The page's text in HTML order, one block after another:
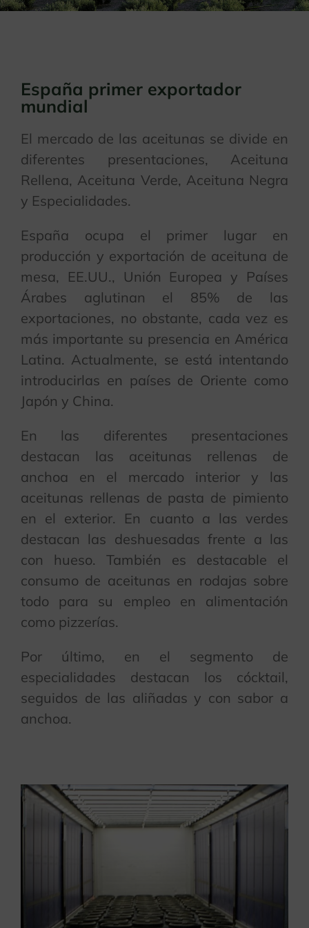
España primer exportador
mundial
El mercado de las aceitunas se divide en
diferentes presentaciones, Aceituna
Rellena, Aceituna Verde, Aceituna Negra
y Especialidades.
España ocupa el primer lugar en
producción y exportación de aceituna de
mesa, EE.UU., Unión Europea y Países
Árabes aglutinan el 85% de las
exportaciones, no obstante, cada vez es
más importante su presencia en América
Latina. Actualmente, se está intentando
introducirlas en países de Oriente como
Japón y China.
En las diferentes presentaciones
destacan las aceitunas rellenas de
anchoa en el mercado interior y las
aceitunas rellenas de pasta de pimiento
en el exterior. En cuanto a las verdes
destacan las deshuesadas frente a las
con hueso. También es destacable el
consumo de aceitunas en rodajas sobre
todo para su empleo en alimentación
como pizzerías.
Por último, en el segmento de
especialidades destacan los cócktail,
seguidos de las aliñadas y con sabor a
anchoa.